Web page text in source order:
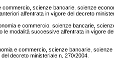
commercio, scienze bancarie, scienze
all'entrata in vigore del decreto
e commercio, scienze bancarie,
le modalità successive all'entrata in vigore
e commercio, scienze bancarie,
decreto ministeriale n. 270/2004.